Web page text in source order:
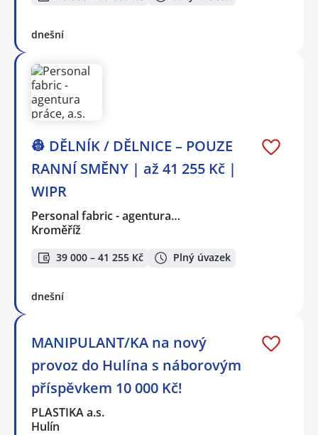
dnešní
👷 DĚLNÍK / DĚLNICE – POUZE
RANNÍ SMĚNY | až 41 255 Kč |
WIPR
Personal fabric - agentura…
Kroměříž
39 000 – 41 255 Kč Plný úvazek
dnešní
MANIPULANT/KA na nový
provoz do Hulína s náborovým
příspěvkem 10 000 Kč!
PLASTIKA a.s.
Hulín